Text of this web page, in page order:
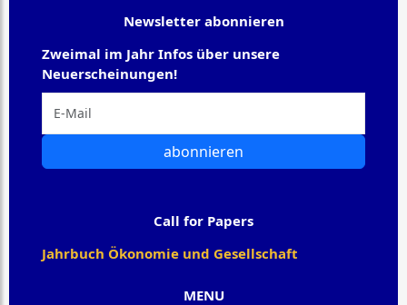
MENU
Newsletter abonnieren
Zweimal im Jahr Infos über unsere
Neuerscheinungen!
abonnieren
Call for Papers
Jahrbuch Ökonomie und Gesellschaft